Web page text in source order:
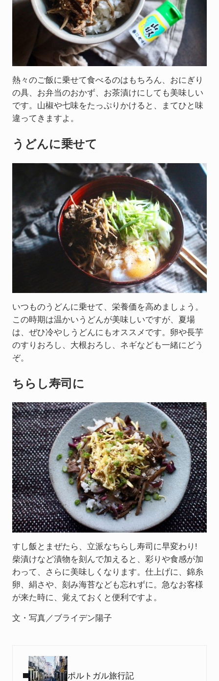
熱々のご飯に乗せて食べるのはもちろん、おにぎり
の具、お弁当のおかず、お茶漬けにしても美味しい
です。山椒や七味をたっぷりかけると、まてひと味
違ってきますよ。
うどんに乗せて
いつものうどんに乗せて、栄養価を高めましょう。
この時期は温かいうどんが美味しいですが、夏場
は、ぜひ冷やしうどんにもオススメです。卵や長芋
のすりおろし、大根おろし、ネギなども一緒にどう
ぞ。
ちらし寿司に
すし飯とまぜたら、立派なちらし寿司に早変わり!
柴漬けなど漬物を刻んで加えると、彩りや食感が加
わって、さらに美味しくなります。仕上げに、錦糸
卵、絹さや、刻み海苔なども忘れずに。急なお客様
が来た時に、覚えておくと便利ですよ。
文・写真／ブライデン陽子
ポルトガル旅行記